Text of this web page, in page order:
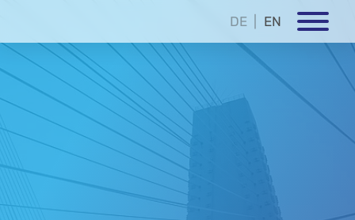
DE EN